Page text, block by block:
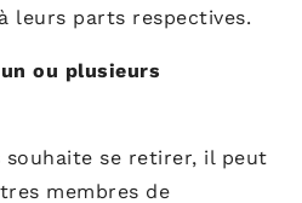
leurs parts respectives.
ou plusieurs
souhaite se retirer, il peut
membres de